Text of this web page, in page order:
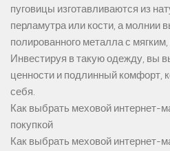
пуговицы изготавливаются из
перламутра или кости, а молнии
полированного металла с
Инвестируя в такую одежду, вы
ценности и подлинный комфорт,
себя.
Как выбрать меховой интернет-
покупкой
Как выбрать меховой интернет-